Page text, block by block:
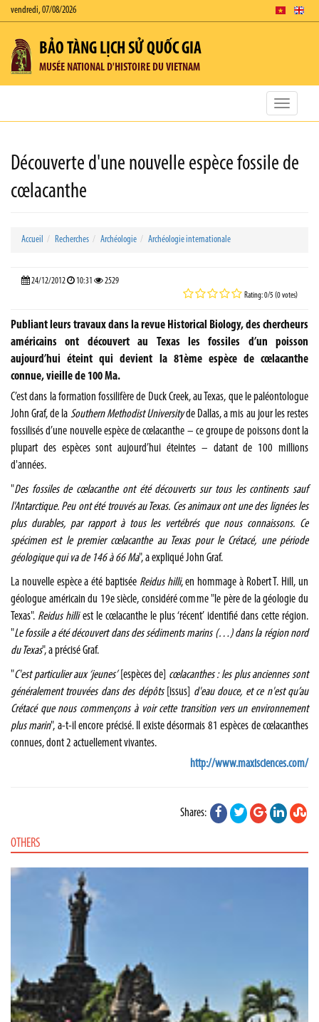
vendredi, 07/08/2026
BẢO TÀNG LỊCH SỬ QUỐC GIA
MUSÉE NATIONAL D'HISTOIRE DU VIETNAM
Toggle
Découverte d'une nouvelle espèce fossile de
cœlacanthe
Accueil Recherches Archéologie Archéologie internationale
24/12/2012 10:31 2529
Rating: 0/5 (0 votes)
Publiant leurs travaux dans la revue Historical Biology, des chercheurs
américains ont découvert au Texas les fossiles d’un poisson
aujourd’hui éteint qui devient la 81ème espèce de cœlacanthe
connue, vieille de 100 Ma.
C’est dans la formation fossilifère de Duck Creek, au Texas, que le paléontologue
John Graf, de la Southern Methodist Universityde Dallas, a mis au jour les restes
fossilisés d’une nouvelle espèce de cœlacanthe – ce groupe de poissons dont la
plupart des espèces sont aujourd’hui éteintes – datant de 100 millions
d'années.
"Des fossiles de cœlacanthe ont été découverts sur tous les continents sauf
l'Antarctique. Peu ont été trouvés au Texas. Ces animaux ont une des lignées les
plus durables, par rapport à tous les vertébrés que nous connaissons. Ce
spécimen est le premier cœlacanthe au Texas pour le Crétacé, une période
géologique qui va de 146 à 66 Ma", a expliqué John Graf.
La nouvelle espèce a été baptisée Reidus hilli, en hommage à Robert T. Hill, un
géologue américain du 19e siècle, considéré comme "le père de la géologie du
Texas". Reidus hilliest le cœlacanthe le plus ‘récent’ identifié dans cette région.
"Lefossilea été découvert dans des sédiments marins (…) dans la région nord
du Texas", a précisé Graf.
"C'est particulier aux ‘jeunes’[espèces de] cœlacanthes : les plus anciennes sont
généralement trouvées dans des dépôts[issus] d'eau douce, et ce n'est qu’au
Crétacé que nous commençons à voir cette transition vers un environnement
plus marin", a-t-il encore précisé. Il existe désormais 81 espèces de cœlacanthes
connues, dont 2 actuellement vivantes.
http://www.maxisciences.com/
Shares:
OTHERS